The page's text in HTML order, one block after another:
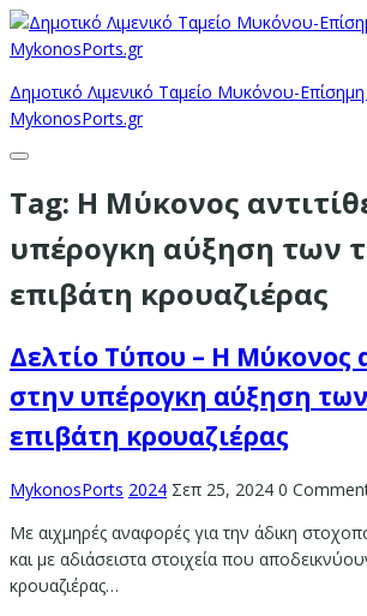
Δημοτικό Λιμενικό Ταμείο Μυκόνου-
MykonosPorts.gr
Tag: Η Μύκονος
υπέρογκη αύξηση των
επιβάτη κρουαζιέρας
Δελτίο Τύπου – Η Μύκονος
στην υπέρογκη αύξηση
επιβάτη κρουαζιέρας
MykonosPorts 2024 Σεπ 25, 2024 0
Με αιχμηρές αναφορές για την άδικη
και με αδιάσειστα στοιχεία που
κρουαζιέρας…